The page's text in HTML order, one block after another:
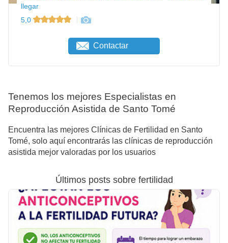
llegar
5,0
Contactar
Tenemos los mejores Especialistas en
Reproducción Asistida de Santo Tomé
Encuentra las mejores Clínicas de Fertilidad en Santo
Tomé, solo aquí encontrarás las clínicas de reproducción
asistida mejor valoradas por los usuarios
Últimos posts sobre fertilidad